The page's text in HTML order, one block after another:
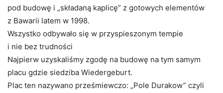
pod budowę i „składaną kaplicę” z gotowych elementów
z Bawarii latem w 1998.
Wszystko odbywało się w przyspieszonym tempie
i nie bez trudności
Najpierw uzyskaliśmy zgodę na budowę na tym samym
placu gdzie siedziba Wiedergeburt.
Plac ten nazywano prześmiewczo: „Pole Durakow” czyli